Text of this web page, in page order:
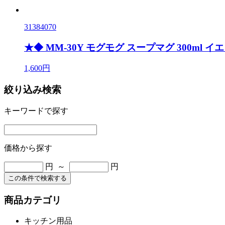
31384070
★◆ MM-30Y モグモグ スープマグ 300ml イ
1,600円
絞り込み検索
キーワードで探す
価格から探す
円 ～ 円
この条件で検索する
商品カテゴリ
キッチン用品